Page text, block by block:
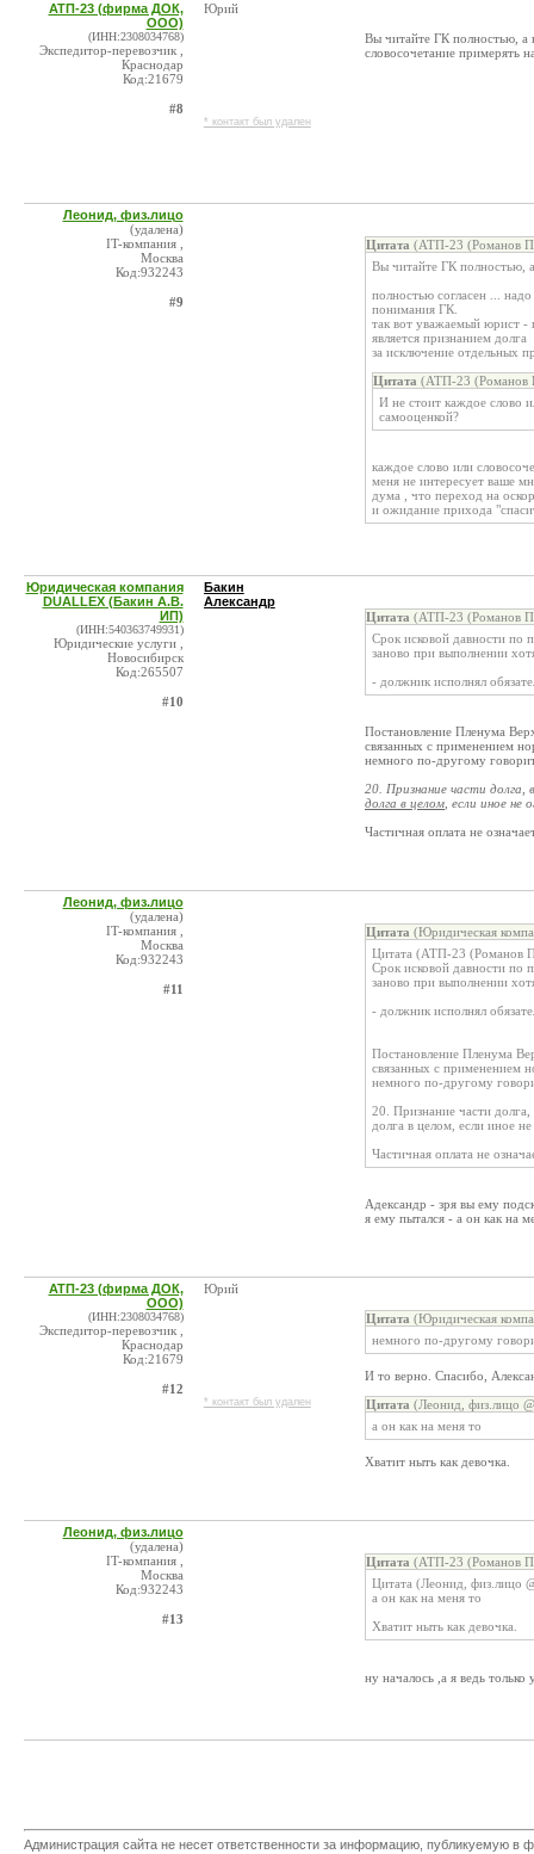
АТП-23 (фирма ДОК,
ООО)
(ИНН:2308034768)
Экспедитор-перевозчик ,
Краснодар
Код:21679
#8
Юрий
* контакт был удален
Вы читайте ГК полностью, а
словосочетание примерять
Леонид, физ.лицо
(удалена)
IT-компания ,
Москва
Код:932243
#9
Цитата (АТП-23 (Романов
Вы читайте ГК полностью,
полностью согласен ...
понимания ГК.
так вот уважаемый юрист -
является признанием долга
за исключение отдельных
Цитата (АТП-23 (Романов
И не стоит каждое слово
самооценкой?
каждое слово или
меня не интересует ваше
дума , что переход на
и ожидание прихода
Юридическая компания
DUALLEX (Бакин А.В.
ИП)
(ИНН:540363749931)
Юридические услуги ,
Новосибирск
Код:265507
#10
Бакин
Александр
Цитата (АТП-23 (Романов
Срок исковой давности по
заново при выполнении
- должник исполнял
Постановление Пленума
связанных с применением
немного по-другому
20. Признание части
долга в целом , если иное не
Частичная оплата не
Леонид, физ.лицо
(удалена)
IT-компания ,
Москва
Код:932243
#11
Цитата (Юридическая
Цитата (АТП-23 (Романов
Срок исковой давности по
заново при выполнении
- должник исполнял
Постановление Пленума
связанных с применением
немного по-другому
20. Признание части долга,
долга в целом, если иное
Частичная оплата не
Адександр - зря вы ему
я ему пытался - а он как на
АТП-23 (фирма ДОК,
ООО)
(ИНН:2308034768)
Экспедитор-перевозчик ,
Краснодар
Код:21679
#12
Юрий
* контакт был удален
Цитата (Юридическая
немного по-другому
И то верно. Спасибо,
Цитата (Леонид, физ.лицо
а он как на меня то
Хватит ныть как девочка.
Леонид, физ.лицо
(удалена)
IT-компания ,
Москва
Код:932243
#13
Цитата (АТП-23 (Романов
Цитата (Леонид, физ.лицо
а он как на меня то
Хватит ныть как девочка.
ну началось ,а я ведь
Администрация сайта не несет ответственности за информацию, публикуемую